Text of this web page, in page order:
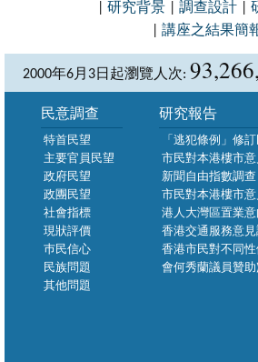
研究背景| 調查設計
講座之結果簡
2000年6月3日起瀏覽人次:
民意調查
特首民望
主要官員民望
政府民望
政團民望
社會指標
現狀評價
巿民信心
民族問題
其他問題
研究報告
「逃犯條例」修
市民對本港樓市
新聞自由指數調查
市民對本港樓市
港人大灣區置業
香港交通服務意
香港市民對不同
會何秀蘭議員贊助)